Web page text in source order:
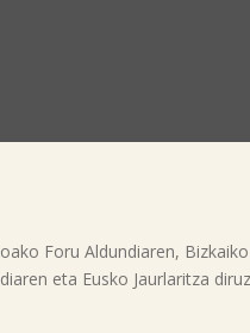
Foru Aldundiaren, Bizkaiko
eta Eusko Jaurlaritza